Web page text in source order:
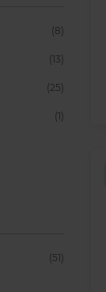
(8)
(13)
(25)
(1)
(51)